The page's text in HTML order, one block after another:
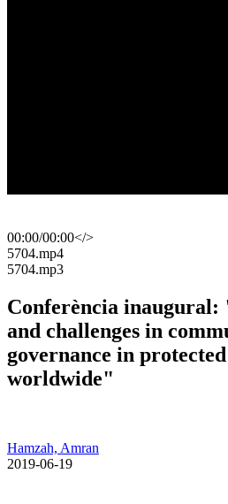
00:00/00:00</>
​5704.mp4
​5704.mp3
Conferència inaugural:
and challenges in
governance in
worldwide"
Hamzah, Amran
​ 2019-06-19